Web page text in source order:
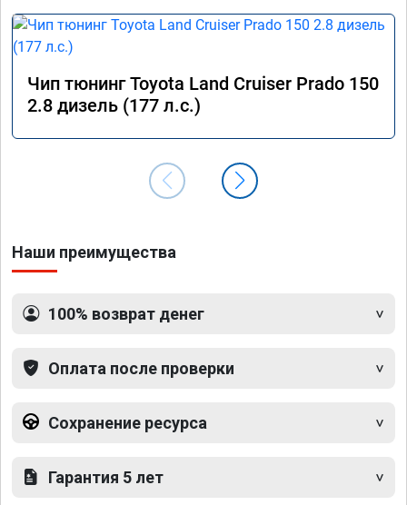
Чип тюнинг Toyota Land Cruiser Prado 150
2.8 дизель (177 л.с.)
Наши преимущества
100% возврат денег
Оплата после проверки
Сохранение ресурса
Гарантия 5 лет